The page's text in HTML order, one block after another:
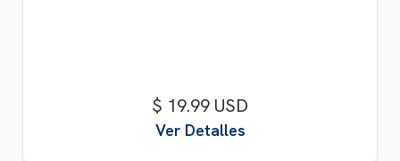
$ 19.99 USD
Ver Detalles